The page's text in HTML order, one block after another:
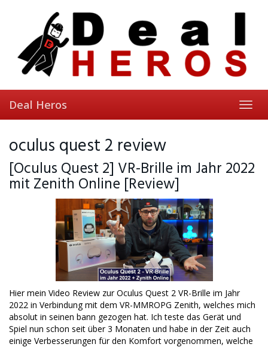
Deal Heros
oculus quest 2 review
[Oculus Quest 2] VR-Brille im Jahr 2022
mit Zenith Online [Review]
Hier mein Video Review zur Oculus Quest 2 VR-Brille im Jahr
2022 in Verbindung mit dem VR-MMROPG Zenith, welches mich
absolut in seinen bann gezogen hat. Ich teste das Gerät und
Spiel nun schon seit über 3 Monaten und habe in der Zeit auch
einige Verbesserungen für den Komfort vorgenommen, welche